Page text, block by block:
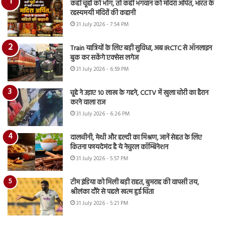
कहीं चूहों को भोग, तो कहीं भगवान को मदिरा अर्पित, भारत के
रहस्यमयी मंदिरों की कहानी
31 July 2026 - 7:54 PM
Train यात्रियों के लिए बड़ी सुविधा, अब IRCTC से ऑनलाइन
बुक कर सकेंगे एक्सेस लगेज
31 July 2026 - 6:59 PM
चूहे ने उड़ाए 10 लाख के गहने, CCTV में खुला चोरी का हैरान
करने वाला राज
31 July 2026 - 6:26 PM
दालचीनी, मेथी और हल्दी का मिश्रण, जानें सेहत के लिए
कितना फायदेमंद है ये नेचुरल कॉम्बिनेशन
31 July 2026 - 5:57 PM
टीम इंडिया को मिली बड़ी राहत, बुमराह की वापसी तय,
श्रीलंका दौरे से पहले खत्म हुई चिंता
31 July 2026 - 5:21 PM